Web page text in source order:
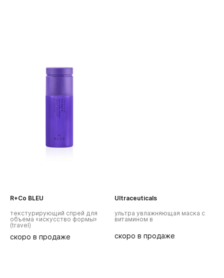
R+Co BLEU
текстурирующий спрей для
объема «искусство формы»
(travel)
скоро в продаже
Ultraceuticals
ультра увлажняющая маска с
витамином в
скоро в продаже